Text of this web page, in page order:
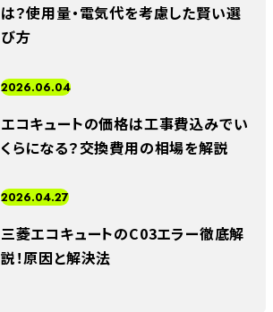
は？使用量・電気代を考慮した賢い選
び方
2026.06.04
エコキュートの価格は工事費込みでい
くらになる？交換費用の相場を解説
2026.04.27
三菱エコキュートのC03エラー徹底解
説！原因と解決法